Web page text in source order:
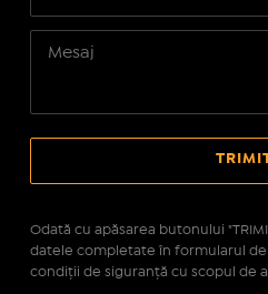
Odată cu apăsarea butonului
datele completate în formularul de
condiţii de siguranţă cu scopul de